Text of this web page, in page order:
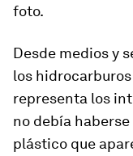
foto.
Desde medios y
los
representa los
no debía
plástico que